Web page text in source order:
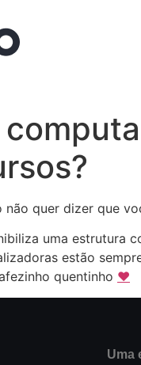
não quer dizer que
uma estrutura
estão
quentinho ❤️
Uma